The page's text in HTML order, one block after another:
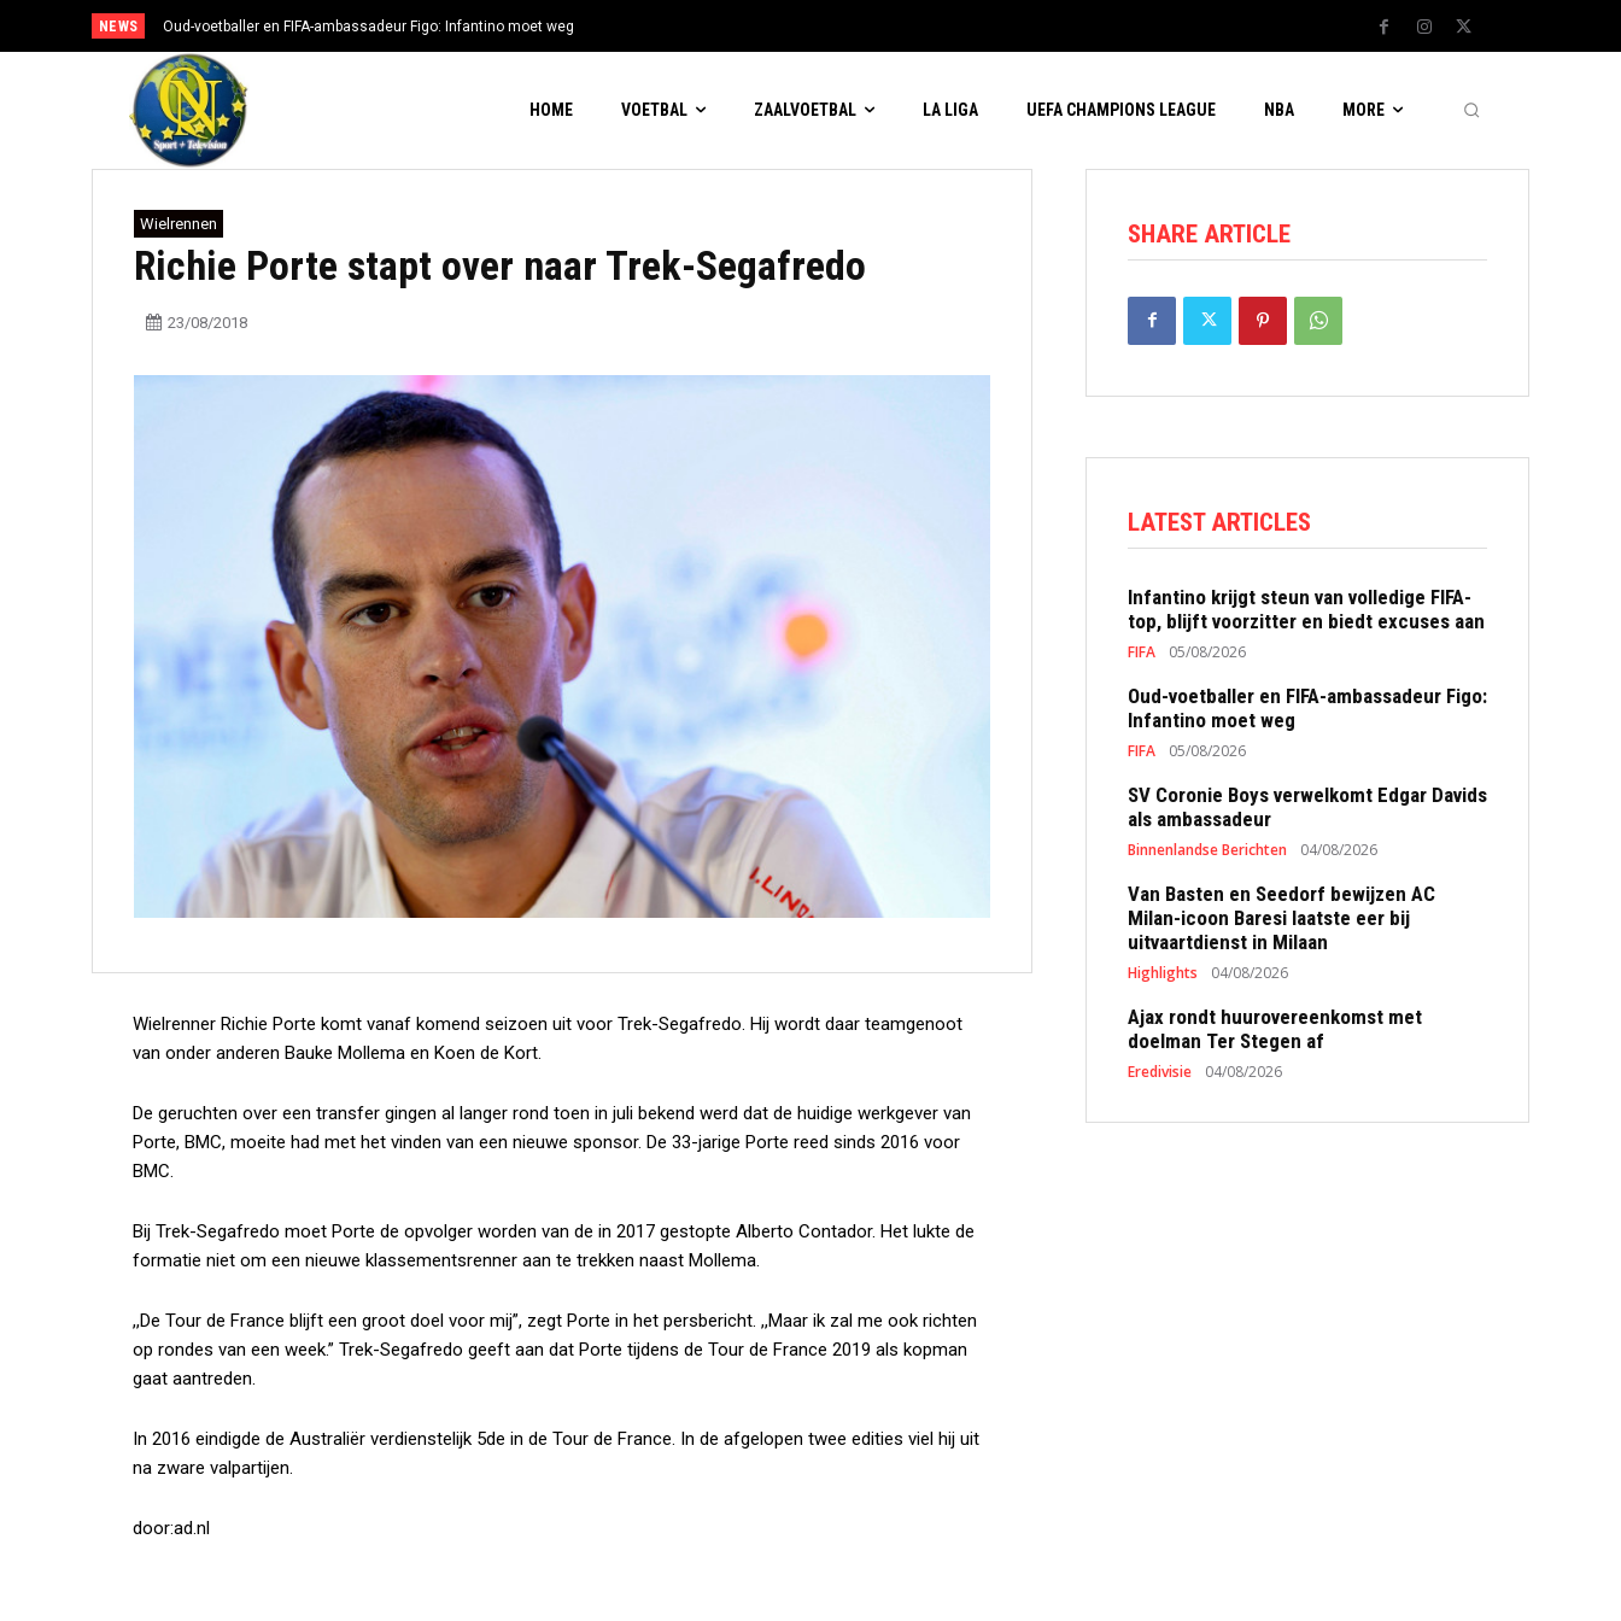
NEWS Oud-voetballer en FIFA-ambassadeur Figo: Infantino moet weg
HOME VOETBAL ZAALVOETBAL LA LIGA UEFA CHAMPIONS LEAGUE NBA MORE
Wielrennen
Richie Porte stapt over naar Trek-Segafredo
23/08/2018
Wielrenner Richie Porte komt vanaf komend seizoen uit voor Trek-Segafredo. Hij wordt daar teamgenoot
van onder anderen Bauke Mollema en Koen de Kort.
De geruchten over een transfer gingen al langer rond toen in juli bekend werd dat de huidige werkgever van
Porte, BMC, moeite had met het vinden van een nieuwe sponsor. De 33-jarige Porte reed sinds 2016 voor
BMC.
Bij Trek-Segafredo moet Porte de opvolger worden van de in 2017 gestopte Alberto Contador. Het lukte de
formatie niet om een nieuwe klassementsrenner aan te trekken naast Mollema.
,,De Tour de France blijft een groot doel voor mij”, zegt Porte in het persbericht. ,,Maar ik zal me ook richten
op rondes van een week.” Trek-Segafredo geeft aan dat Porte tijdens de Tour de France 2019 als kopman
gaat aantreden.
In 2016 eindigde de Australiër verdienstelijk 5de in de Tour de France. In de afgelopen twee edities viel hij uit
na zware valpartijen.
door:ad.nl
SHARE ARTICLE
LATEST ARTICLES
Infantino krijgt steun van volledige FIFA-
top, blijft voorzitter en biedt excuses aan
FIFA 05/08/2026
Oud-voetballer en FIFA-ambassadeur Figo:
Infantino moet weg
FIFA 05/08/2026
SV Coronie Boys verwelkomt Edgar Davids
als ambassadeur
Binnenlandse Berichten 04/08/2026
Van Basten en Seedorf bewijzen AC
Milan-icoon Baresi laatste eer bij
uitvaartdienst in Milaan
Highlights 04/08/2026
Ajax rondt huurovereenkomst met
doelman Ter Stegen af
Eredivisie 04/08/2026